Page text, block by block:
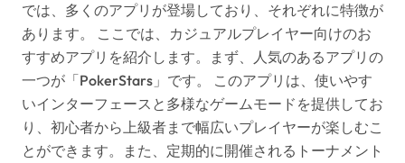
では、多くのアプリが登場しており、それぞれに特徴が
あります。 ここでは、カジュアルプレイヤー向けのお
すすめアプリを紹介します。まず、人気のあるアプリの
一つが「PokerStars」です。 このアプリは、使いやす
いインターフェースと多様なゲームモードを提供してお
り、初心者から上級者まで幅広いプレイヤーが楽しむこ
とができます。また、定期的に開催されるトーナメント